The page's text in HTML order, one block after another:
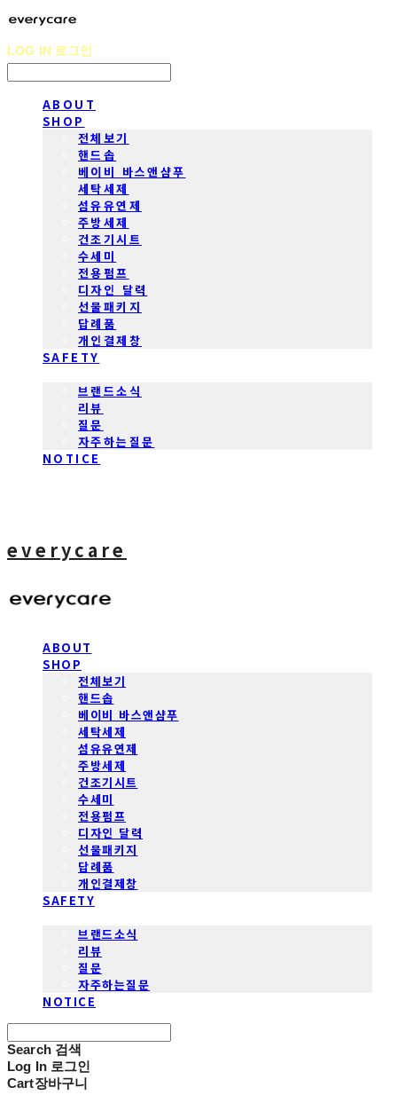
LOG IN 로그인
ABOUT
SHOP
전체보기
핸드솝
베이비 바스앤샴푸
세탁세제
섬유유연제
주방세제
건조기시트
수세미
전용펌프
디자인 달력
선물패키지
답례품
개인결제창
SAFETY
브랜드소식
리뷰
질문
자주하는질문
NOTICE
everycare
ABOUT
SHOP
전체보기
핸드솝
베이비 바스앤샴푸
세탁세제
섬유유연제
주방세제
건조기시트
수세미
전용펌프
디자인 달력
선물패키지
답례품
개인결제창
SAFETY
브랜드소식
리뷰
질문
자주하는질문
NOTICE
Search 검색
Log In 로그인
Cart장바구니